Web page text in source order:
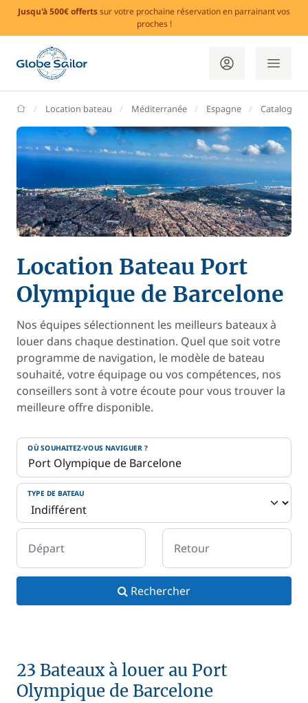
Jusqu'à 500€ offertssur votre prochaine réservation en parrainant vos
proches !
GlobeSailor
Location bateau Méditerranée Espagne Catalogne
Location Bateau Port
Olympique de Barcelone
Nos équipes sélectionnent les meilleurs bateaux à
louer dans chaque destination. Quel que soit votre
programme de navigation, le modèle de bateau
souhaité, votre équipage ou vos compétences, nos
conseillers sont à votre écoute pour vous trouver la
meilleure offre disponible.
OÙ SOUHAITEZ-VOUS NAVIGUER ?
TYPE DE BATEAU
Départ Retour
Rechercher
23 Bateaux à louer au Port
Olympique de Barcelone